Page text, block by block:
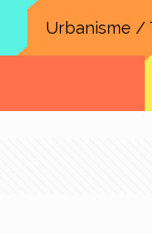
Urbanisme /